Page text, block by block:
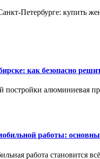
Петербурге: купить
как безопасно
постройки алюминиевая
работы:
работа становится